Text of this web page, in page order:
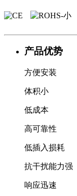
产品优势
方便安装
体积小
低成本
高可靠性
低插入损耗
抗干扰能力强
响应迅速